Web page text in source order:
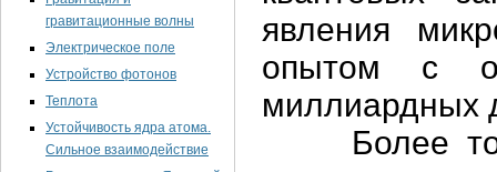
гравитационные волны
Электрическое поле
Устройство фотонов
Теплота
Устойчивость ядра атома.
Сильное взаимодействие
явления
опытом с
миллиардных
Более